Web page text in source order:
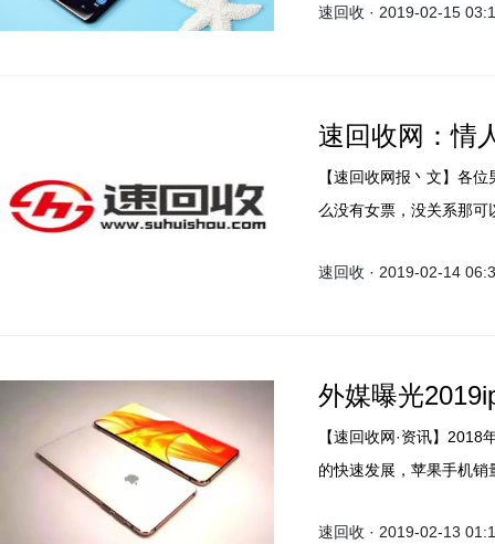
线上回收平台​
速回收 · 2019-02-15
速回收网：情
【速回收网报丶文】各
么没有女票，没关系那
。
速回收 · 2019-02-14
外媒曝光
【速回收网·资讯】
的快速发展，苹果手机
速回收 · 2019-02-13